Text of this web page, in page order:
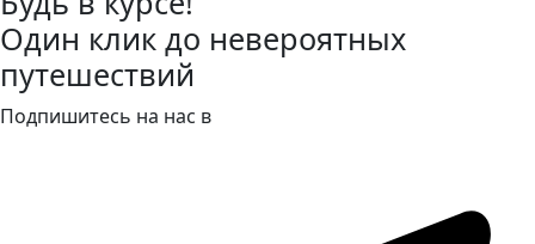
Один клик до невероятных
путешествий
Подпишитесь на нас в